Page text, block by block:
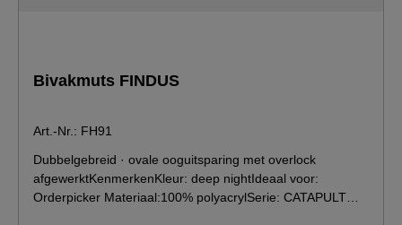
Bivakmuts FINDUS
Art.-Nr.: FH91
Dubbelgebreid · ovale ooguitsparing met overlock
afgewerktKenmerkenKleur: deep nightIdeaal voor:
Orderpicker Materiaal:100% polyacrylSerie: CATAPULT